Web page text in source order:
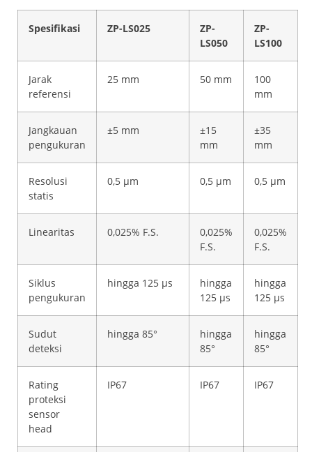
Spesifikasi ZP-LS025
ZP-
LS050
ZP-
LS100
Jarak
referensi
25 mm 50 mm
100
mm
Jangkauan
pengukuran
±5 mm
±15
mm
±35
mm
Resolusi
statis
0,5 μm 0,5 μm 0,5 μm
Linearitas 0,025% F.S.
0,025%
F.S.
0,025%
F.S.
Siklus
pengukuran
hingga 125 μs
hingga
125 μs
hingga
125 μs
Sudut
deteksi
hingga 85°
hingga
85°
hingga
85°
Rating
proteksi
sensor
head
IP67 IP67 IP67